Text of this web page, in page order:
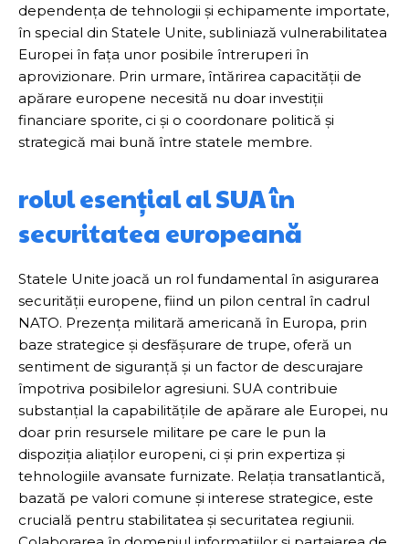
dependența de tehnologii și echipamente importate,
în special din Statele Unite, subliniază vulnerabilitatea
Europei în fața unor posibile întreruperi în
aprovizionare. Prin urmare, întărirea capacității de
apărare europene necesită nu doar investiții
financiare sporite, ci și o coordonare politică și
strategică mai bună între statele membre.
rolul esențial al SUA în
securitatea europeană
Statele Unite joacă un rol fundamental în asigurarea
securității europene, fiind un pilon central în cadrul
NATO. Prezența militară americană în Europa, prin
baze strategice și desfășurare de trupe, oferă un
sentiment de siguranță și un factor de descurajare
împotriva posibilelor agresiuni. SUA contribuie
substanțial la capabilitățile de apărare ale Europei, nu
doar prin resursele militare pe care le pun la
dispoziția aliaților europeni, ci și prin expertiza și
tehnologiile avansate furnizate. Relația transatlantică,
bazată pe valori comune și interese strategice, este
crucială pentru stabilitatea și securitatea regiunii.